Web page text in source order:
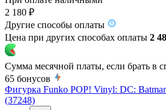
2 180 ₽
Другие способы оплаты
Цена при других способах оплаты 2
Сумма месячной платы, если брать в
65 бонусов
Фигурка Funko POP! Vinyl: DC:
(37248)